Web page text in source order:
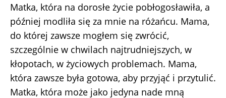
Matka, która na dorosłe życie pobłogosławiła, a
później modliła się za mnie na różańcu. Mama,
do której zawsze mogłem się zwrócić,
szczególnie w chwilach najtrudniejszych, w
kłopotach, w życiowych problemach. Mama,
która zawsze była gotowa, aby przyjąć i przytulić.
Matka, która może jako jedyna nade mną